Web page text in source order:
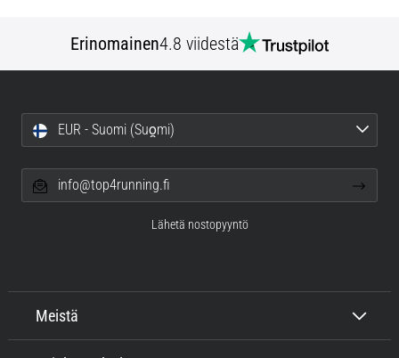
Erinomainen4.8 viidestä
Meistä
EUR - Suomi (Suo̯mi)
info@top4running.fi
Lähetä nostopyyntö